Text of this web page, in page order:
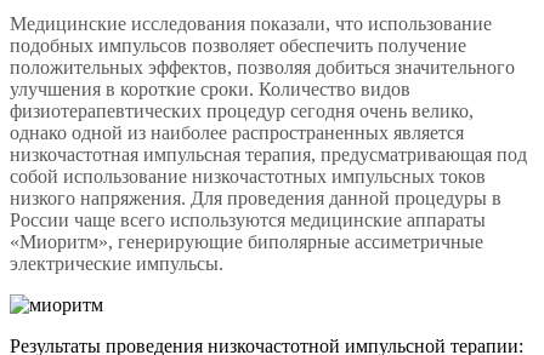
Медицинские исследования показали, что использование
подобных импульсов позволяет обеспечить получение
положительных эффектов, позволяя добиться значительного
улучшения в короткие сроки. Количество видов
физиотерапевтических процедур сегодня очень велико,
однако одной из наиболее распространенных является
низкочастотная импульсная терапия, предусматривающая под
собой использование низкочастотных импульсных токов
низкого напряжения. Для проведения данной процедуры в
России чаще всего используются медицинские аппараты
«Миоритм», генерирующие биполярные ассиметричные
электрические импульсы.
Результаты проведения низкочастотной импульсной терапии: